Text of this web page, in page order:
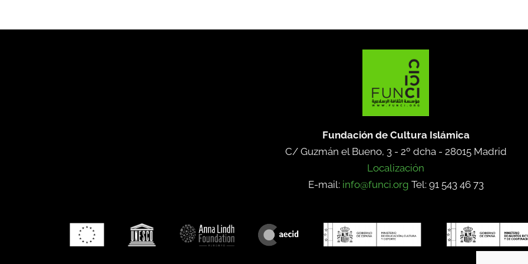
Fundación de Cultura Islámica
C/ Guzmán el Bueno, 3 - 2º dcha - 28015 Madrid
Localización
E-mail: info@funci.org Tel: 91 543 46 73